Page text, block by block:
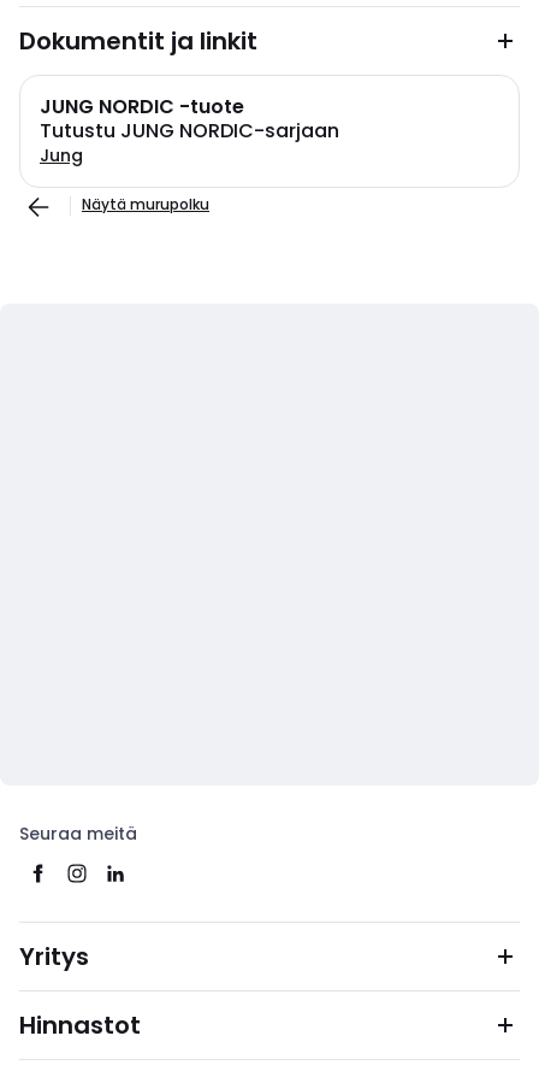
Dokumentit ja linkit
JUNG NORDIC -tuote
Tutustu JUNG NORDIC-sarjaan
Jung
Näytä murupolku
Seuraa meitä
Yritys
Hinnastot